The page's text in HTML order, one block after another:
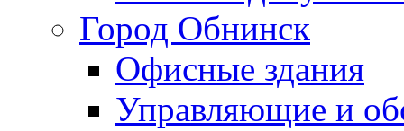
Город Обнинск
Офисные здания
Управляющие и